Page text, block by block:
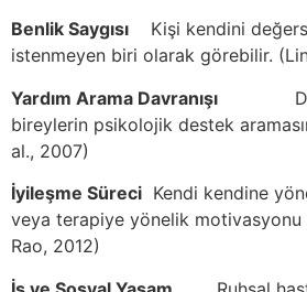
Benlik Saygısı Kişi kendini
istenmeyen biri olarak görebilir.
Yardım Arama Davranışı
bireylerin psikolojik destek
al., 2007)
İyileşme Süreci Kendi kendine
veya terapiye yönelik motivasyonu
Rao, 2012)